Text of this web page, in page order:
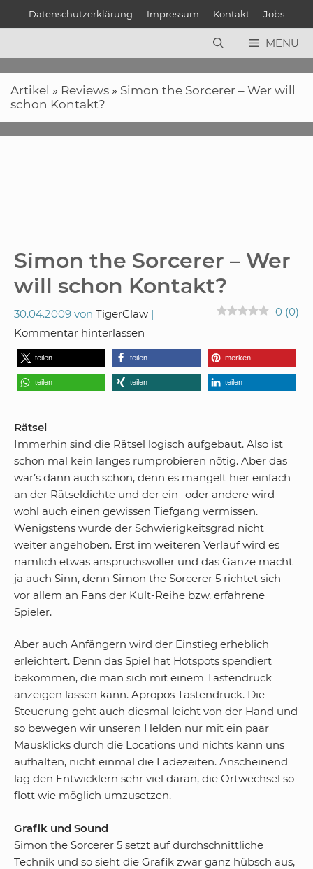
Datenschutzerklärung Impressum Kontakt Jobs
MENÜ
Artikel » Reviews » Simon the Sorcerer – Wer will
schon Kontakt?
Simon the Sorcerer – Wer
will schon Kontakt?
30.04.2009 von TigerClaw 0 (0)
Kommentar hinterlassen
teilen teilen merken
teilen teilen teilen
Rätsel
Immerhin sind die Rätsel logisch aufgebaut. Also ist
schon mal kein langes rumprobieren nötig. Aber das
war’s dann auch schon, denn es mangelt hier einfach
an der Rätseldichte und der ein- oder andere wird
wohl auch einen gewissen Tiefgang vermissen.
Wenigstens wurde der Schwierigkeitsgrad nicht
weiter angehoben. Erst im weiteren Verlauf wird es
nämlich etwas anspruchsvoller und das Ganze macht
ja auch Sinn, denn Simon the Sorcerer 5 richtet sich
vor allem an Fans der Kult-Reihe bzw. erfahrene
Spieler.
Aber auch Anfängern wird der Einstieg erheblich
erleichtert. Denn das Spiel hat Hotspots spendiert
bekommen, die man sich mit einem Tastendruck
anzeigen lassen kann. Apropos Tastendruck. Die
Steuerung geht auch diesmal leicht von der Hand und
so bewegen wir unseren Helden nur mit ein paar
Mausklicks durch die Locations und nichts kann uns
aufhalten, nicht einmal die Ladezeiten. Anscheinend
lag den Entwicklern sehr viel daran, die Ortwechsel so
flott wie möglich umzusetzen.
Grafik und Sound
Simon the Sorcerer 5 setzt auf durchschnittliche
Technik und so sieht die Grafik zwar ganz hübsch aus,